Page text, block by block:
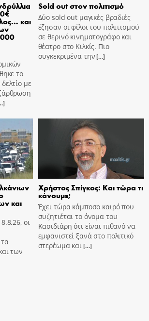
και
το
με
Sold out στον πολιτισμό
Δύο sold out μαγικές βραδιές
έζησαν οι φίλοι του πολιτισμού
σε θερινό κινηματογράφο και
θέατρο στο Κιλκίς. Πιο
συγκεκριμένα την[…]
και
οι
των
Χρήστος Σπίγκος: Και τώρα τι
κάνουμε;
Έχει τώρα κάμποσο καιρό που
συζητιέται το όνομα του
Κασιδιάρη ότι είναι πιθανό να
εμφανιστεί ξανά στο πολιτικό
στερέωμα και[…]